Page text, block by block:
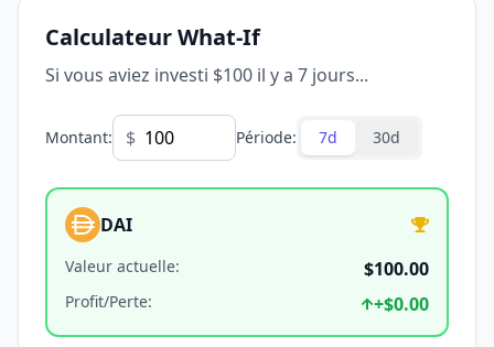
Calculateur What-If
Si vous aviez investi $100 il y a 7 jours...
Montant: $ Période: 7d 30d
DAI
Valeur actuelle: $100.00
Profit/Perte: +$0.00